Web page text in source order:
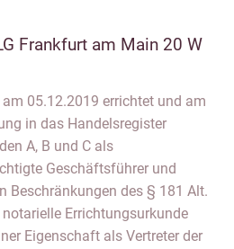
Frankfurt am Main 20 W
05.12.2019 errichtet und am
in das Handelsregister
A, B und C als
Geschäftsführer und
Beschränkungen des § 181 Alt.
Errichtungsurkunde
Eigenschaft als Vertreter der